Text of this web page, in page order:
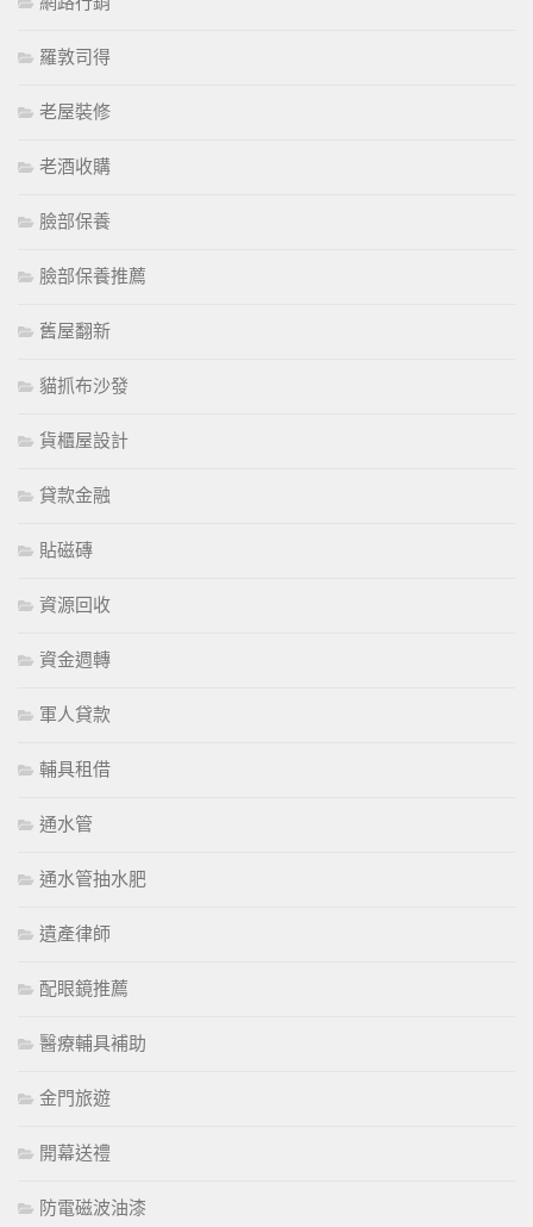
羅敦司得
老屋裝修
老酒收購
臉部保養
臉部保養推薦
舊屋翻新
貓抓布沙發
貨櫃屋設計
貸款金融
貼磁磚
資源回收
資金週轉
軍人貸款
輔具租借
通水管
通水管抽水肥
遺產律師
配眼鏡推薦
醫療輔具補助
金門旅遊
開幕送禮
防電磁波油漆